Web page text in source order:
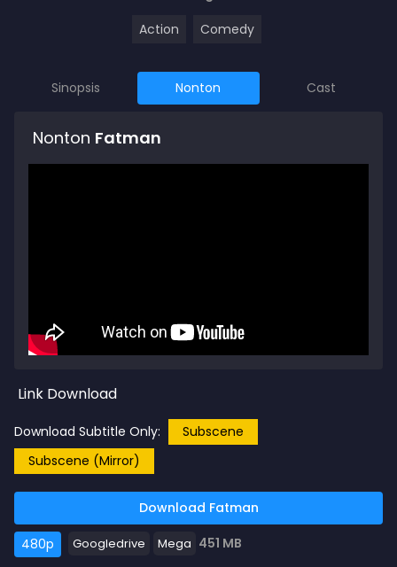
Action
Comedy
Sinopsis Nonton Cast
Nonton Fatman
Link Download
Download Subtitle Only:
Subscene
Subscene (Mirror)
Download Fatman
480p Googledrive Mega 451 MB